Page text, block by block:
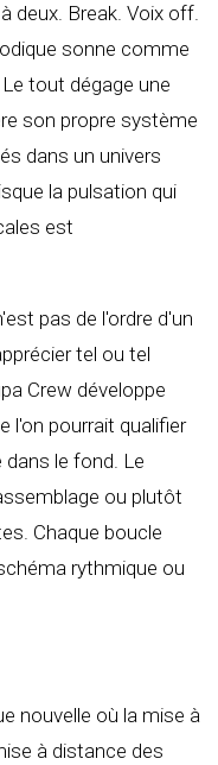
deux. Break. Voix off.
sonne comme
tout dégage une
son propre système
dans un univers
la pulsation qui
est
pas de l'ordre d'un
tel ou tel
Crew développe
l'on pourrait qualifier
le fond. Le
ou plutôt
Chaque boucle
rythmique ou
nouvelle où la mise à
à distance des